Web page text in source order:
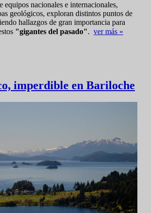
equipos nacionales e internacionales,
geológicos, exploran distintos puntos de
hallazgos de gran importancia para
"gigantes del pasado". ver más »
imperdible en Bariloche